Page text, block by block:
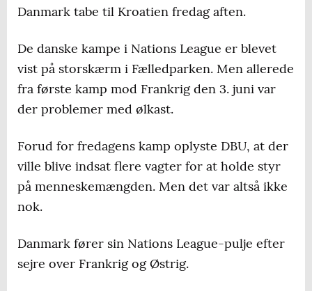
Danmark tabe til Kroatien fredag aften.
De danske kampe i Nations League er blevet
vist på storskærm i Fælledparken. Men allerede
fra første kamp mod Frankrig den 3. juni var
der problemer med ølkast.
Forud for fredagens kamp oplyste DBU, at der
ville blive indsat flere vagter for at holde styr
på menneskemængden. Men det var altså ikke
nok.
Danmark fører sin Nations League-pulje efter
sejre over Frankrig og Østrig.